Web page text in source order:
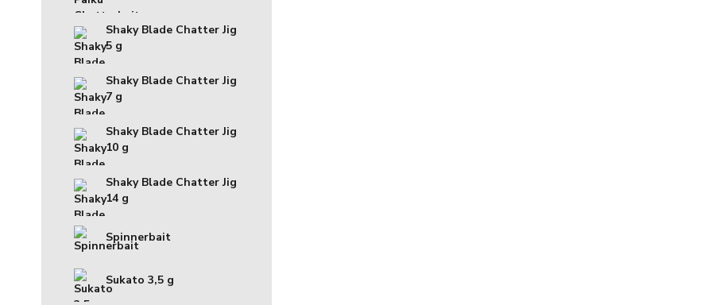
Shaky Blade Chatter Jig
5 g
Shaky Blade Chatter Jig
7 g
Shaky Blade Chatter Jig
10 g
Shaky Blade Chatter Jig
14 g
Spinnerbait
Sukato 3,5 g